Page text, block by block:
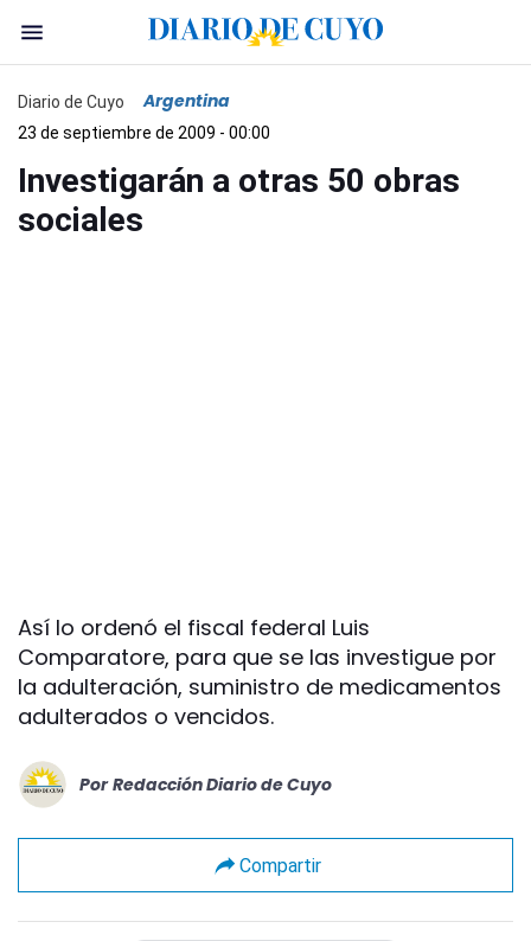
Diario de Cuyo Argentina
23 de septiembre de 2009 - 00:00
Investigarán a otras 50 obras
sociales
Así lo ordenó el fiscal federal Luis
Comparatore, para que se las investigue por
la adulteración, suministro de medicamentos
adulterados o vencidos.
Por Redacción Diario de Cuyo
Compartir